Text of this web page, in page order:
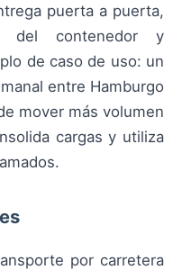
puerta a puerta,
del contenedor y
de caso de uso: un
entre Hamburgo
mover más volumen
cargas y utiliza
por carretera